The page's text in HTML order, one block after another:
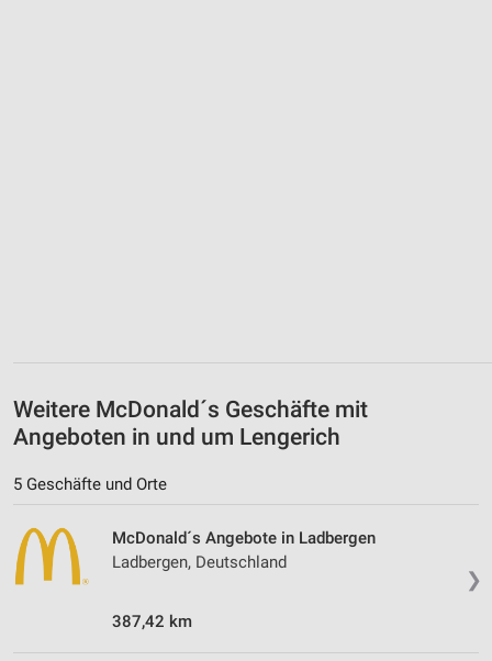
Weitere McDonald´s Geschäfte mit
Angeboten in und um Lengerich
5 Geschäfte und Orte
❯
McDonald´s Angebote in Ladbergen
Ladbergen, Deutschland
387,42 km